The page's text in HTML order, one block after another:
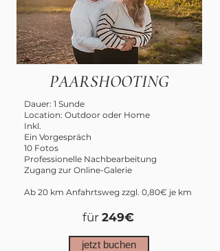
PAARSHOOTING
Dauer: 1 Sunde
Location: Outdoor oder Home
Inkl.
Ein Vorgespräch
10 Fotos
Professionelle Nachbearbeitung
Zugang zur Online-Galerie
Ab 20 km Anfahrtsweg zzgl. 0,80€ je km
für 249€
jetzt buchen